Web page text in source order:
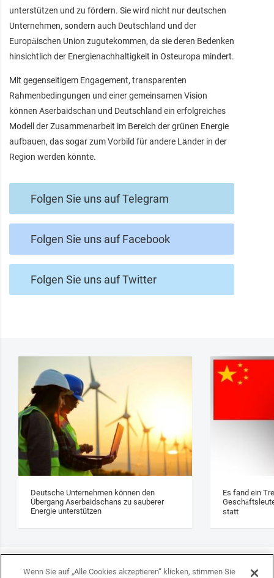
unterstützen und zu fördern. Sie wird nicht nur deutschen
Unternehmen, sondern auch Deutschland und der
Europäischen Union zugutekommen, da sie deren Bedenken
hinsichtlich der Energienachhaltigkeit in Osteuropa mindert.
Mit gegenseitigem Engagement, transparenten
Rahmenbedingungen und einer gemeinsamen Vision
können Aserbaidschan und Deutschland ein erfolgreiches
Modell der Zusammenarbeit im Bereich der grünen Energie
aufbauen, das sogar zum Vorbild für andere Länder in der
Region werden könnte.
Folgen Sie uns auf Telegram
Folgen Sie uns auf Facebook
Folgen Sie uns auf Twitter
Deutsche Unternehmen können den
Übergang Aserbaidschans zu sauberer
Energie unterstützen
Es fand ein
statt
Wenn Sie auf „Alle Cookies akzeptieren“ klicken, stimmen Sie